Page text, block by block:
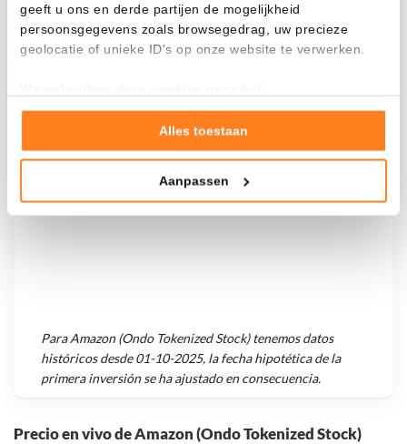
geeft u ons en derde partijen de mogelijkheid
persoonsgegevens zoals browsegedrag, uw precieze
geolocatie of unieke ID's op onze website te verwerken.
Goed laten functioneren van deze website
Verzamelen van gebruiksstatistieken
Tonen en meten van relevante advertenties
Klik hieronder om ons toestemming te geven om deze
Alles toestaan
Aanpassen
Precio en vivo de Amazon (Ondo Tokenized Stock)
$1.284,14
ParaAmazon (Ondo Tokenized Stock)tenemos datos
históricos desde01-10-2025, la fecha hipotética de la
primera inversión se ha ajustado en consecuencia.